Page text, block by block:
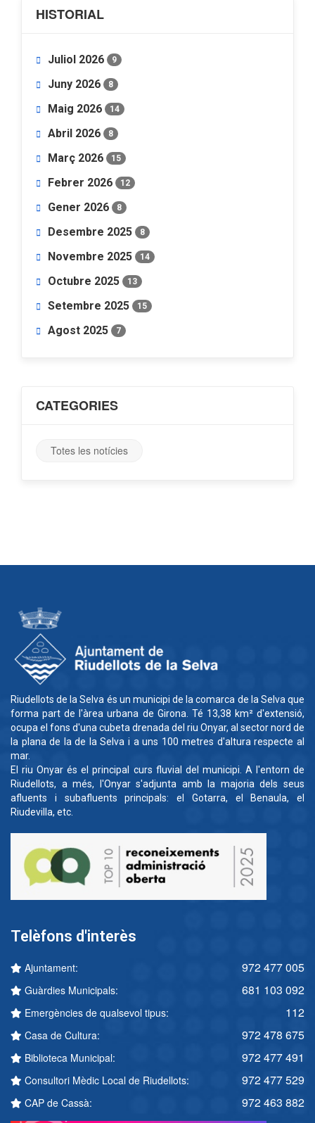
HISTORIAL
Juliol 2026 9
Juny 2026 8
Maig 2026 14
Abril 2026 8
Març 2026 15
Febrer 2026 12
Gener 2026 8
Desembre 2025 8
Novembre 2025 14
Octubre 2025 13
Setembre 2025 15
Agost 2025 7
CATEGORIES
Totes les notícies
Riudellots de la Selva és un municipi de la comarca de la Selva que
forma part de l'àrea urbana de Girona. Té 13,38 km² d'extensió,
ocupa el fons d'una cubeta drenada del riu Onyar, al sector nord de
la plana de la de la Selva i a uns 100 metres d'altura respecte al
mar.
El riu Onyar és el principal curs fluvial del municipi. A l'entorn de
Riudellots, a més, l'Onyar s'adjunta amb la majoria dels seus
afluents i subafluents principals: el Gotarra, el Benaula, el
Riudevilla, etc.
Telèfons d'interès
Ajuntament: 972 477 005
Guàrdies Municipals: 681 103 092
Emergències de qualsevol tipus: 112
Casa de Cultura: 972 478 675
Biblioteca Municipal: 972 477 491
Consultori Mèdic Local de Riudellots: 972 477 529
CAP de Cassà: 972 463 882